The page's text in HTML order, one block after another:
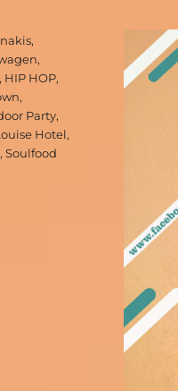
,
,
, HIP HOP,
,
Party,
Hotel,
, Soulfood